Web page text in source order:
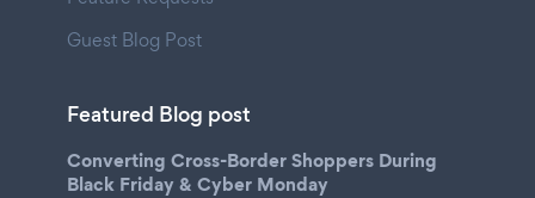
Guest Blog Post
Featured Blog post
Converting Cross-Border Shoppers During
Black Friday & Cyber Monday